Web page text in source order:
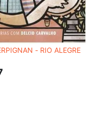
- RIO ALEGRE